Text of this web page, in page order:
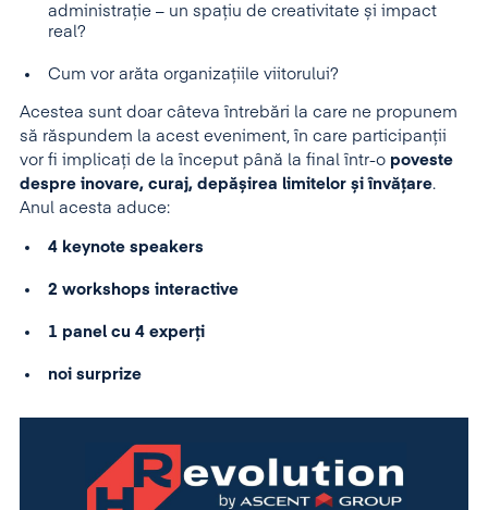
administrație – un spațiu de creativitate și impact
real?
Cum vor arăta organizațiile viitorului?
Acestea sunt doar câteva întrebări la care ne propunem
să răspundem la acest eveniment, în care participanții
vor fi implicați de la început până la final într-o poveste
despre inovare, curaj, depășirea limitelor și învățare.
Anul acesta aduce:
4 keynote speakers
2 workshops interactive
1 panel cu 4 experți
noi surprize